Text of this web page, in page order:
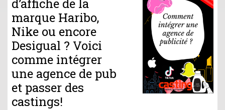
d’affiche de la
marque Haribo,
Nike ou encore
Desigual ? Voici
comme intégrer
une agence de pub
et passer des
castings!